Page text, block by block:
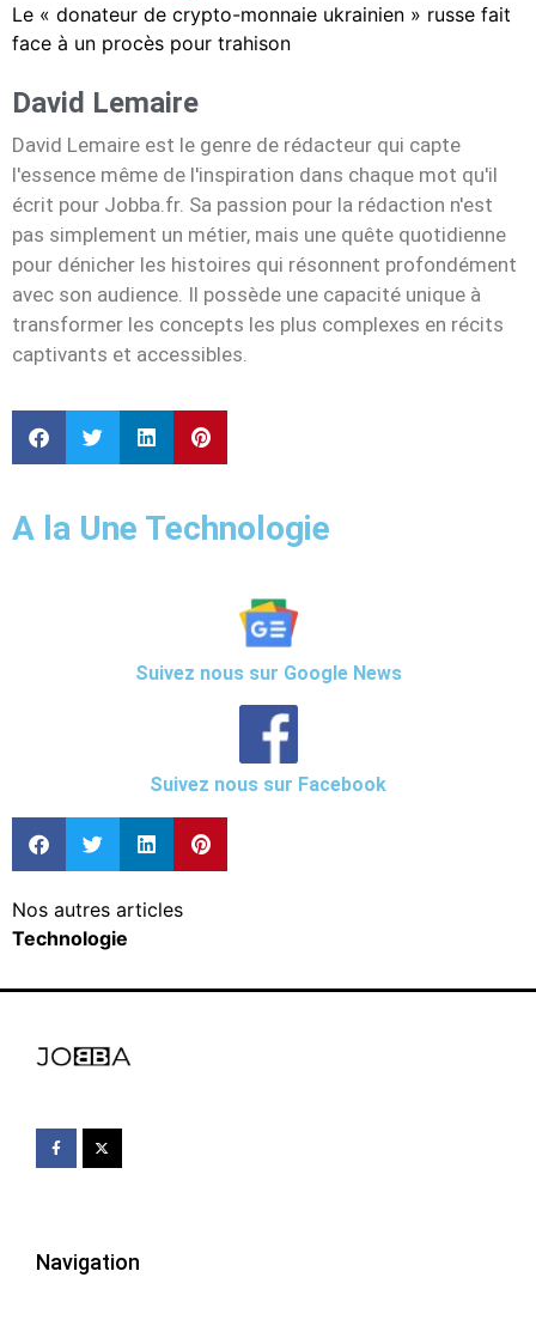
Le « donateur de crypto-monnaie ukrainien » russe fait
face à un procès pour trahison
David Lemaire
David Lemaire est le genre de rédacteur qui capte
l'essence même de l'inspiration dans chaque mot qu'il
écrit pour Jobba.fr. Sa passion pour la rédaction n'est
pas simplement un métier, mais une quête quotidienne
pour dénicher les histoires qui résonnent profondément
avec son audience. Il possède une capacité unique à
transformer les concepts les plus complexes en récits
captivants et accessibles.
A la Une Technologie
Suivez nous sur Google News
Suivez nous sur Facebook
Nos autres articles
Technologie
Navigation